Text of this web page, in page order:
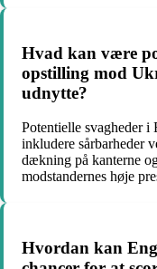
Hvad kan være
opstilling mod
udnytte?
Potentielle svagheder
inkludere sårbarheder
dækning på kanterne
modstandernes høje
Hvordan kan